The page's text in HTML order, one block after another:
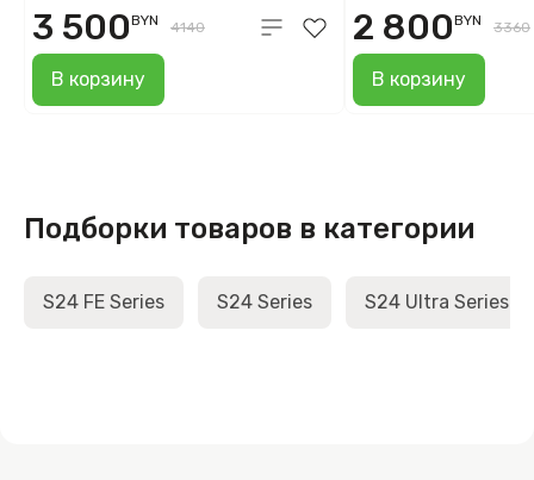
серый)
В корзину
3 500BYN 4140
(титановый
В корзину
2 800BYN 3360
Подборки товаров в категории
S24 FE Series S24 Series S24 Ultra Series